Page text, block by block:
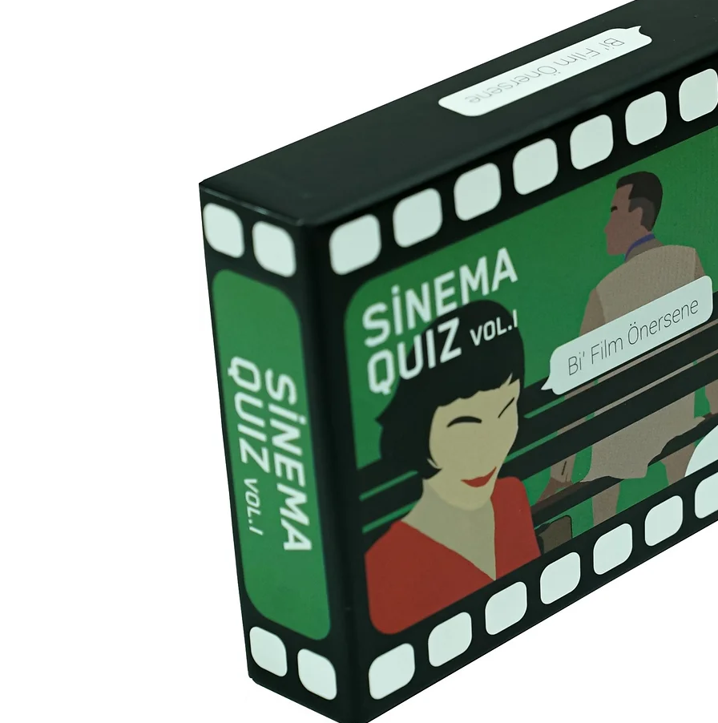
son güncelleme temmuz
stok kodu: 00947